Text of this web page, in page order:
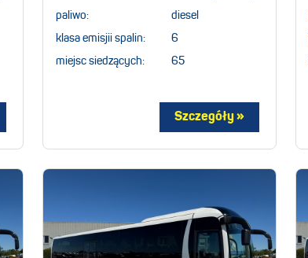
paliwo: diesel
klasa emisjii spalin: 6
miejsc siedzących: 65